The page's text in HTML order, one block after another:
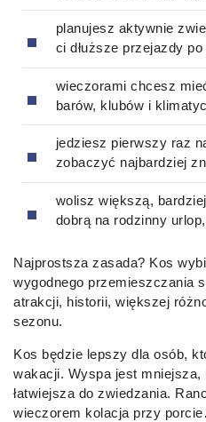
planujesz aktywnie
ci dłuższe przejazdy
wieczorami chcesz
barów, klubów i
jedziesz pierwszy raz
zobaczyć najbardziej
wolisz większą,
dobrą na rodzinny
Najprostsza zasada? Kos
wygodnego przemieszczania
atrakcji, historii, większej
sezonu.
Kos będzie lepszy dla osób,
wakacji. Wyspa jest
łatwiejsza do zwiedzania.
wieczorem kolacja przy